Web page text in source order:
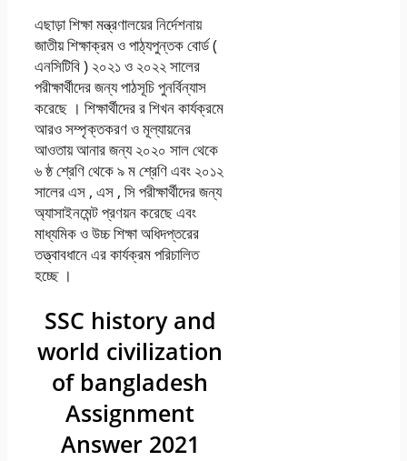
এছাড়া শিক্ষা মন্ত্রণালয়ের নির্দেশনায়
জাতীয় শিক্ষাক্রম ও পাঠ্যপুন্তক বাের্ড (
এনসিটিবি ) ২০২১ ও ২০২২ সালের
পরীক্ষার্থীদের জন্য পাঠসূচি পুনর্বিন্যাস
করেছে । শিক্ষার্থীদের র শিখন কার্যক্রমে
আরও সম্পৃক্তকরণ ও মূল্যায়নের
আওতায় আনার জন্য ২০২০ সাল থেকে
৬ ষ্ঠ শ্রেণি থেকে ৯ ম শ্রেণি এবং ২০১২
সালের এস , এস , সি পরীক্ষার্থীদের জন্য
অ্যাসাইনমেন্ট প্রণয়ন করেছে এবং
মাধ্যমিক ও উচ্চ শিক্ষা অধিদপ্তরের
তত্ত্বাবধানে এর কার্যক্রম পরিচালিত
হচ্ছে ।
SSC history and
world civilization
of bangladesh
Assignment
Answer 2021